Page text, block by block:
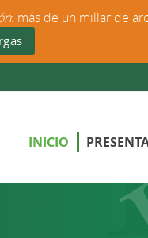
INICIO
: más de un millar de